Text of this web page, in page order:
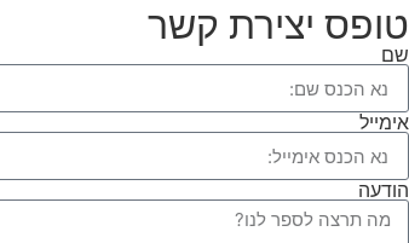
טופס יצירת קשר
שם
אימייל
הודעה